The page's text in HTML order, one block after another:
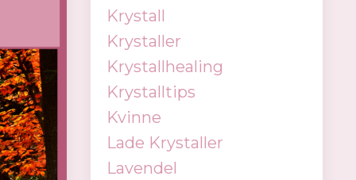
Krystall
Krystaller
Krystallhealing
Krystalltips
Kvinne
Lade Krystaller
Lavendel